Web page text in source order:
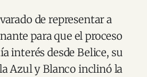
de representar a
para que el proceso
interés desde Belice, su
Azul y Blanco inclinó la